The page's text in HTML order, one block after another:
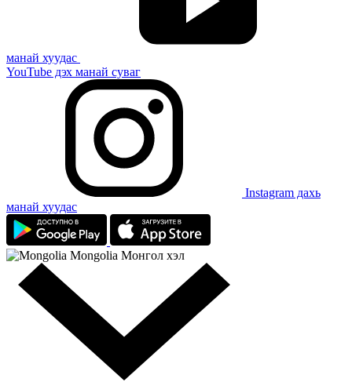
манай хуудас
YouTube дэх манай суваг
Instagram дахь
манай хуудас
Mongolia Монгол хэл